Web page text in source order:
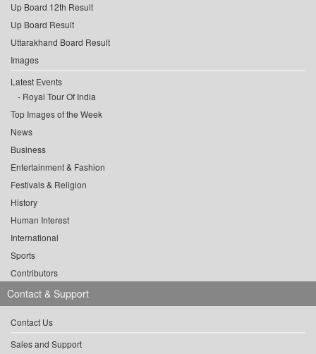
Up Board 12th Result
Up Board Result
Uttarakhand Board Result
Images
Latest Events
Royal Tour Of India
Top Images of the Week
News
Business
Entertainment & Fashion
Festivals & Religion
History
Human Interest
International
Sports
Contributors
Contact & Support
Contact Us
Sales and Support